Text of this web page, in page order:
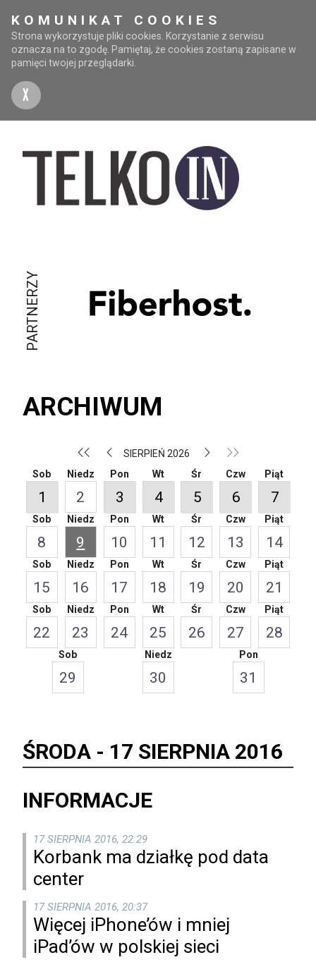
KOMUNIKAT COOKIES
Strona wykorzystuje pliki cookies. Korzystanie z serwisu
oznacza na to zgodę. Pamiętaj, że cookies zostaną zapisane w
pamięci twojej przeglądarki.
X
PARTNERZY
ARCHIWUM
SIERPIEŃ 2026
Sob
1
Niedz
2
Pon
3
Wt
4
Śr
5
Czw
6
Piąt
7
Sob
8
Niedz
9
Pon
10
Wt
11
Śr
12
Czw
13
Piąt
14
Sob
15
Niedz
16
Pon
17
Wt
18
Śr
19
Czw
20
Piąt
21
Sob
22
Niedz
23
Pon
24
Wt
25
Śr
26
Czw
27
Piąt
28
Sob
29
Niedz
30
Pon
31
ŚRODA - 17 SIERPNIA 2016
INFORMACJE
17 SIERPNIA 2016, 22:29
Korbank ma działkę pod data
center
17 SIERPNIA 2016, 20:37
Więcej iPhone’ów i mniej
iPad’ów w polskiej sieci